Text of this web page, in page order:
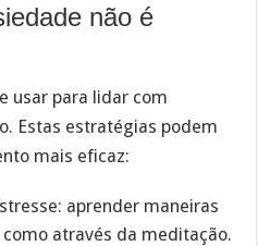
não é
usar para lidar com
Estas estratégias podem
mais eficaz:
aprender maneiras
através da meditação.